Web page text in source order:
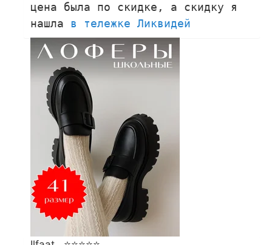
цена была по скидке, а скидку я
нашла в тележке Ликвидей